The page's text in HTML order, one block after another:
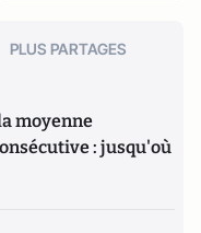
PLUS PARTAGES
moyenne
: jusqu'où